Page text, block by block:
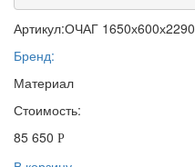
Артикул:ОЧАГ 1650х600х2290
Бренд:
Материал
Стоимость:
85 650 Р